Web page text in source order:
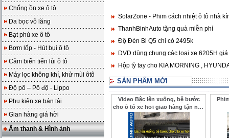
Chống ồn xe ô tô
Da bọc vô lăng
Bạt phủ xe ô tô
Bơm lốp - Hút bụi ô tô
Cảm biến tiến lùi ô tô
Máy lọc không khí, khử mùi ôtô
Độ pô – Pô độ - Lippo
Phụ kiện xe bán tải
Gian hàng giá hời
Âm thanh & Hình ảnh
SolarZone - Phim cách nhiệt ô tô nhà
ThanhBinhAuto tặng quà miễn phí
Độ Đèn Bi Q5 chỉ có 2495k
DVD dùng chung các loại xe 6205H
Hộp tỳ tay cho KIA MORNING ,
SẢN PHẨM MỚI
Video Bậc lên xuống, bệ bước
cho ô tô xe hơi giao hàng tận nhà
cho khách ở xa ThanhBinhAuto